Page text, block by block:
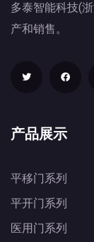
多泰智能科技(
产和销售。
产品展示
平移门系列
平开门系列
医用门系列